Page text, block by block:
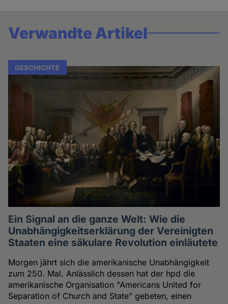
Verwandte Artikel
GESCHICHTE
Ein Signal an die ganze Welt: Wie die
Unabhängigkeitserklärung der Vereinigten
Staaten eine säkulare Revolution einläutete
Morgen jährt sich die amerikanische Unabhängigkeit
zum 250. Mal. Anlässlich dessen hat der hpd die
amerikanische Organisation "Americans United for
Separation of Church and State" gebeten, einen